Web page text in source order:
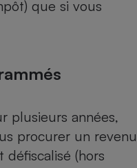
que si vous
plusieurs années,
procurer un revenu
défiscalisé (hors